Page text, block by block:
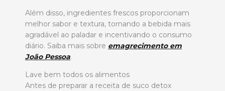
Além disso, ingredientes frescos proporcionam
melhor sabor e textura, tornando a bebida mais
agradável ao paladar e incentivando o consumo
diário. Saiba mais sobre emagrecimento em
João Pessoa.
Lave bem todos os alimentos
Antes de preparar a receita de suco detox